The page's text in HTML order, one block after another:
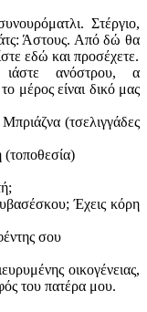
Στέργιο,
Άστους. Από δώ θα
εδώ και προσέχετε.
ανόστρου, α
μέρος είναι δικό μας
(τσελιγγάδες
(τοποθεσία)
Έχεις κόρη
σου
οικογένειας,
του πατέρα μου.